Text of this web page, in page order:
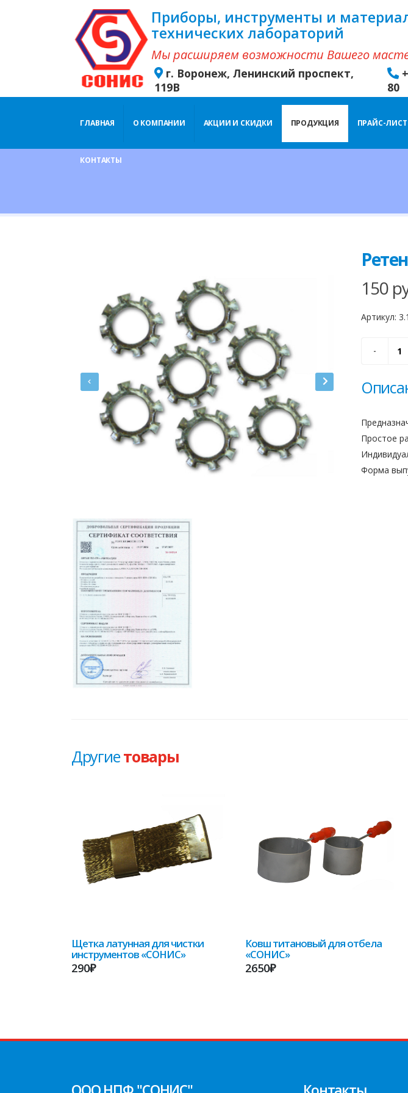
Приборы, инструменты и
технических лабораторий
Мы расширяем возможности Вашего
г. Воронеж, Ленинский проспект,
119В
80
ГЛАВНАЯ О КОМПАНИИ АКЦИИ И СКИДКИ ПРОДУКЦИЯ ПРАЙС-ЛИСТ
КОНТАКТЫ
150
Артикул:
Простое
Форма
Другиетовары
Щетка латунная для чистки
инструментов «СОНИС»
290₽
Ковш титановый для отбела
«СОНИС»
2650₽